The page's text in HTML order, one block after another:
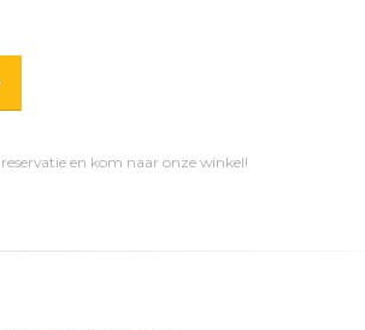
en kom naar onze winkel!